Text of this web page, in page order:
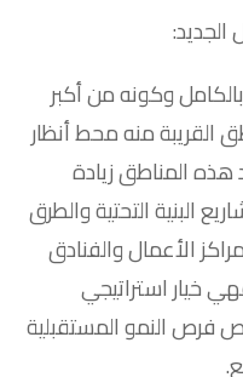
وكونه من أكبر
القريبة منه محط أنظار
المناطق زيادة
البنية التحتية والطرق
الأعمال والفنادق
خيار استراتيجي
فرص النمو المستقبلية